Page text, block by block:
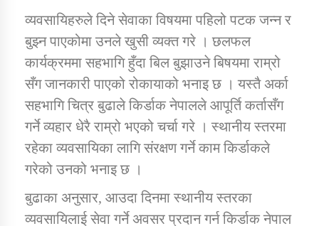
व्यवसायिहरुले दिने सेवाका विषयमा पहिलो पटक जन्न र
बुझ्न पाएकोमा उनले खुसी व्यक्त गरे । छलफल
कार्यक्रममा सहभागि हुँदा बिल बुझाउने बिषयमा राम्रो
सँग जानकारी पाएको रोकायाको भनाइ छ । यस्तै अर्का
सहभागि चित्र बुढाले किर्डाक नेपालले आपूर्ति कर्तासँग
गर्ने व्यहार धेरै राम्रो भएको चर्चा गरे । स्थानीय स्तरमा
रहेका व्यवसायिका लागि संरक्षण गर्ने काम किर्डाकले
गरेको उनको भनाइ छ ।
बुढाका अनुसार, आउदा दिनमा स्थानीय स्तरका
व्यवसायिलाई सेवा गर्ने अवसर प्रदान गर्न किर्डाक नेपाल